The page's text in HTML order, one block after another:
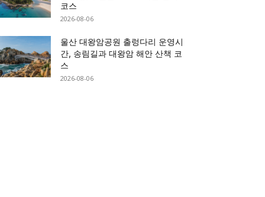
코스
2026-08-06
울산 대왕암공원 출렁다리 운영시
간, 송림길과 대왕암 해안 산책 코
스
2026-08-06